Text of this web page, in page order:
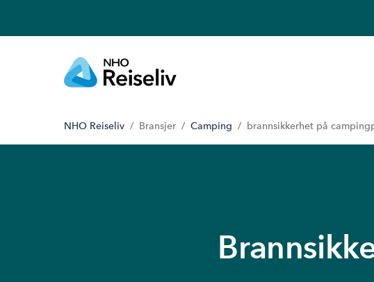
NHO Reiseliv Bransjer Camping brannsikkerhet på